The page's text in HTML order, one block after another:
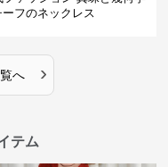
ーフのネックレス
へ ›
テム